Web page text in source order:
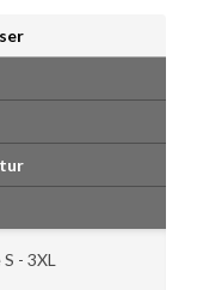
- 3XL